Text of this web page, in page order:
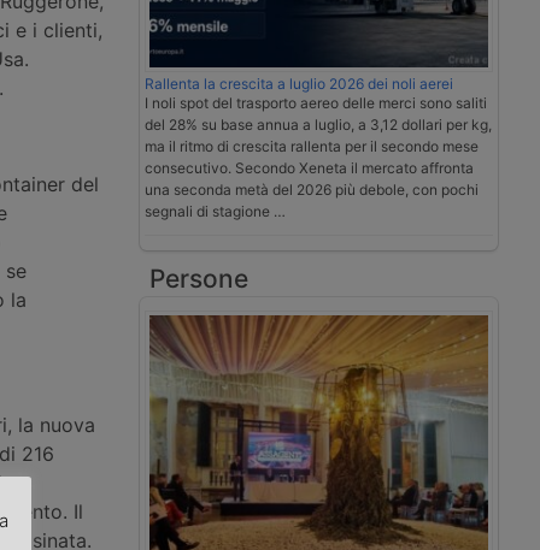
e i clienti,
del
se
la
la nuova
216
Il
Rallenta la crescita a luglio 2026 dei noli aerei
I noli spot del trasporto aereo delle merci sono saliti
del 28% su base annua a luglio, a 3,12 dollari per kg,
ma il ritmo di crescita rallenta per il secondo mese
consecutivo. Secondo Xeneta il mercato affronta
una seconda metà del 2026 più debole, con pochi
segnali di stagione …
Persone